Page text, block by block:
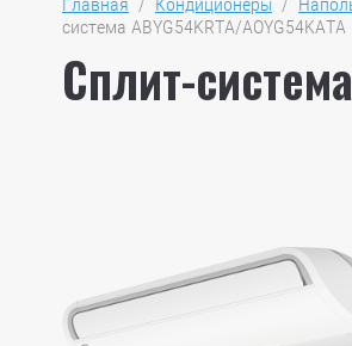
система ABYG54KRTA/AOYG54KATA
Сплит-